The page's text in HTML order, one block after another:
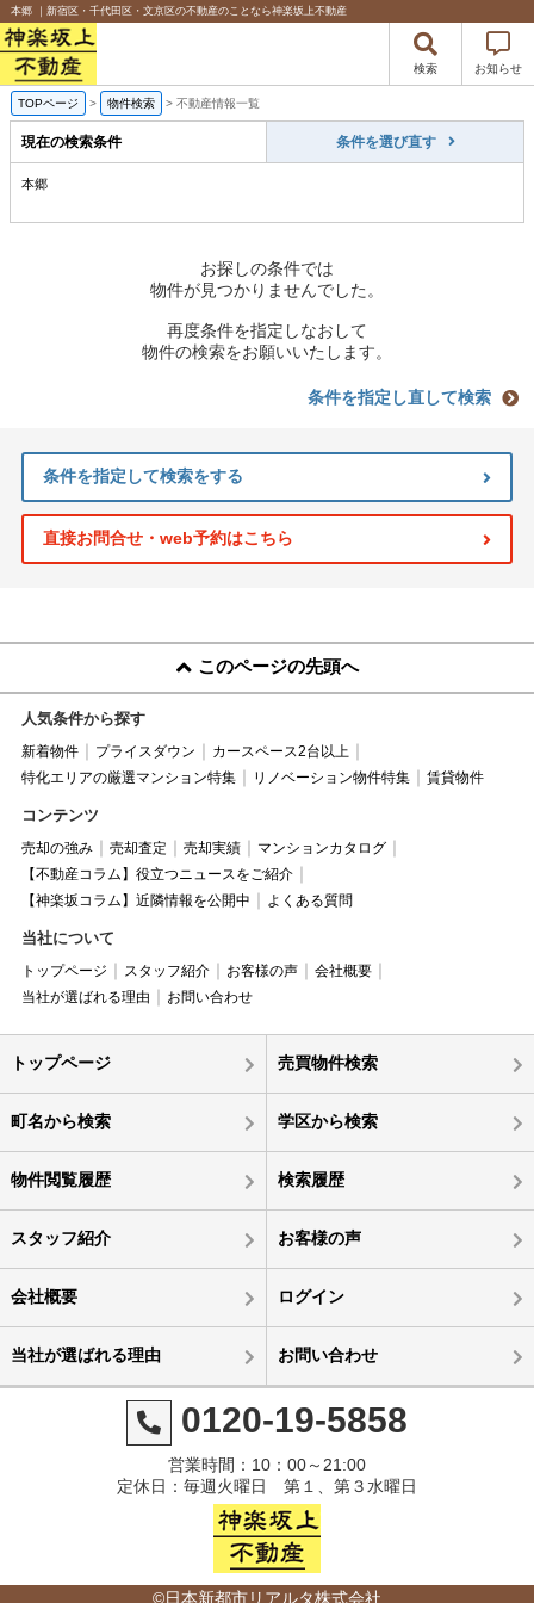
本郷 ｜新宿区・千代田区・文京区の不動産のことなら神楽坂上不動産
検索 お知らせ
TOPページ > 物件検索 > 不動産情報一覧
現在の検索条件 条件を選び直す
本郷
お探しの条件では
物件が見つかりませんでした。
再度条件を指定しなおして
物件の検索をお願いいたします。
条件を指定し直して検索
条件を指定して検索をする
直接お問合せ・web予約はこちら
このページの先頭へ
人気条件から探す
新着物件 プライスダウン
カースペース2台以上
特化エリアの厳選マンション特集
リノベーション物件特集 賃貸物件
コンテンツ
売却の強み 売却査定 売却実績
マンションカタログ
【不動産コラム】役立つニュースをご紹介
【神楽坂コラム】近隣情報を公開中
よくある質問
当社について
トップページ スタッフ紹介 お客様の声
会社概要
当社が選ばれる理由
お問い合わせ
トップページ 売買物件検索
町名から検索 学区から検索
物件閲覧履歴 検索履歴
スタッフ紹介 お客様の声
会社概要 ログイン
当社が選ばれる理由 お問い合わせ
0120-19-5858
営業時間：10：00～21:00
定休日：毎週火曜日 第１、第３水曜日
©日本新都市リアルタ株式会社